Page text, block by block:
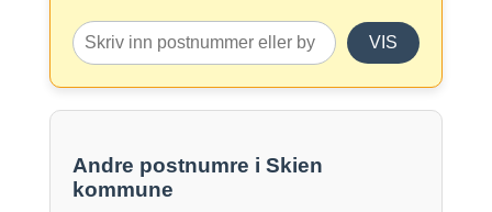
VIS
Andre postnumre i Skien
kommune